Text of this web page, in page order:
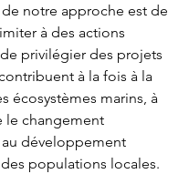
notre approche est de
à des actions
privilégier des projets
à la fois à la
écosystèmes marins, à
le changement
développement
populations locales.